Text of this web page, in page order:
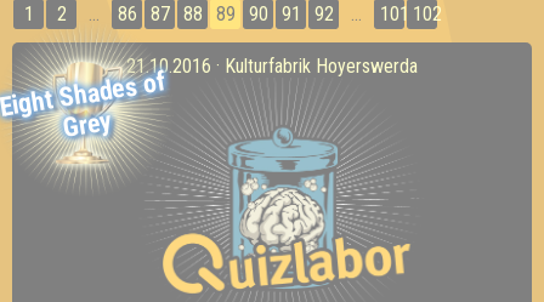
1 2 ... 86 87 88 89 90 91 92 ... 101 102
Shades of
Grey
21.10.2016 · Kulturfabrik Hoyerswerda